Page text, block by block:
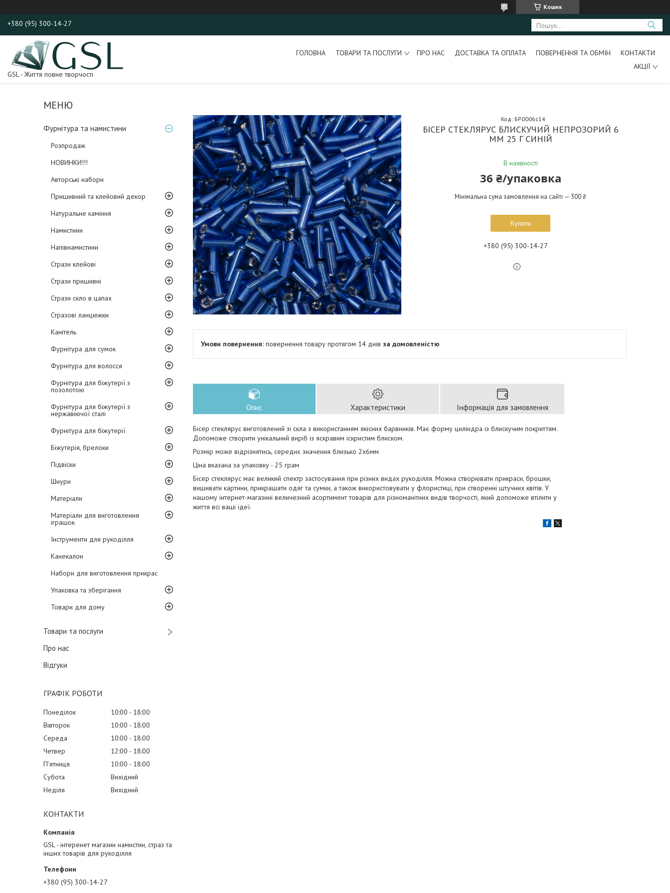
Кошик
+380 (95) 300-14-27
GSL - Життя повне творчості
ГОЛОВНА ТОВАРИ ТА ПОСЛУГИ ПРО НАС ДОСТАВКА ТА ОПЛАТА ПОВЕРНЕННЯ ТА ОБМІН
КОНТАКТИ
АКЦІЇ
Фурнітура та намистини
Розпродаж
НОВИНКИ!!!
Авторські набори
Пришивний та клейовий декор
Натуральне каміння
Намистини
Напівнамистини
Стрази клейові
Стрази пришивні
Стрази скло в цапах
Стразові ланцюжки
Канітель
Фурнітура для сумок
Фурнітура для волосся
Фурнітура для біжутерії з
позолотою
Фурнітура для біжутерії з
нержавіючої сталі
Фурнітура для біжутерії
Біжутерія, брелоки
Підвіски
Шнури
Матеріали
Матеріали для виготовлення
іграшок
Інструменти для рукоділля
Канекалон
Набори для виготовлення прикрас
Упаковка та зберігання
Товари для дому
Товари та послуги
Про нас
Відгуки
ГРАФІК РОБОТИ
Понеділок 10:00
18:00
Вівторок
10:00
18:00
Середа
10:00
18:00
Четвер
12:00
18:00
Пʼятниця
10:00
18:00
Субота
Вихідний
Неділя
Вихідний
КОНТАКТИ
GSL - інтеренет магазин намистин, страз та
інших товарів для рукоділля
+380 (95) 300-14-27
БІСЕР СТЕКЛЯРУС БЛИСКУЧИЙ НЕПРОЗОРИЙ 6
ММ 25 Г СИНІЙ
В наявності
Код: БР0006с14
36 ₴/упаковка
Мінімальна сума замовлення на сайті — 300 ₴
Купити
+380 (95) 300-14-27
повернення товару протягом 14 днів за домовленістю
Опис Характеристики Інформація для замовлення
Бісер стеклярус виготовлений зі скла з використанням якісних барвників. Має форму циліндра із блискучим покриттям.
Допоможе створити унікальний виріб із яскравим іскристим блиском.
Розмір може відрізнятись, середнє значення близько 2х6мм
Ціна вказана за упаковку - 25 грам
Бісер стеклярус має великий спектр застосування при різних видах рукоділля. Можна створювати прикраси, брошки,
вишивати картини, прикрашати одяг та сумки, а також використовувати у флористиці, при створенні штучних квітів. У
нашому інтернет-магазині величезний асортимент товарів для різноманітних видів творчості, який допоможе втілити у
життя всі ваші ідеї.